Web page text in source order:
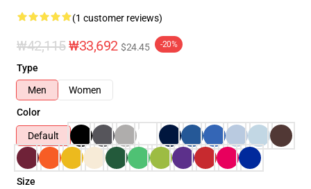
(1 customer reviews)
₩42,115₩33,692 $24.45 -20%
Type
Men
Women
Color
Default
Size